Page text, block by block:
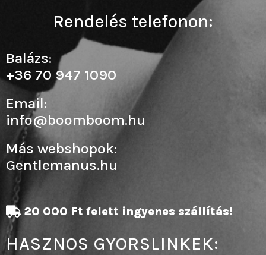
20 000 Ft felett ingyenes szállítás!
HASZNOS GYORSLINKEK:
Rendelés telefonon:
Balázs:
+36 70 947 1090
Email:
info@boomboom.hu
Más webshopok:
Gentlemanus.hu